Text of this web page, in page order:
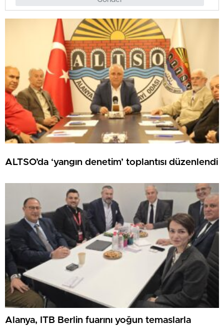
ALTSO’da ‘yangın denetim’ toplantısı düzenlendi
Alanya, ITB Berlin fuarını yoğun temaslarla